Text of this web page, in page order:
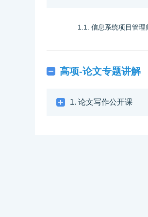
1.1. 信息系统项目管理
高项-论文专题讲解
1. 论文写作公开课